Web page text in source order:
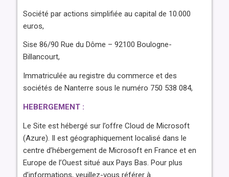
Société par actions simplifiée au capital de 10.000
euros,
Sise 86/90 Rue du Dôme – 92100 Boulogne-
Billancourt,
Immatriculée au registre du commerce et des
sociétés de Nanterre sous le numéro 750 538 084,
HEBERGEMENT :
Le Site est hébergé sur l’offre Cloud de Microsoft
(Azure). Il est géographiquement localisé dans le
centre d’hébergement de Microsoft en France et en
Europe de l’Ouest situé aux Pays Bas. Pour plus
d’informations, veuillez-vous référer à